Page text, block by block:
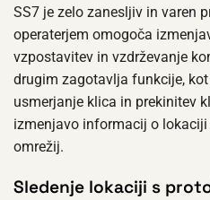
SS7 je zelo zanesljiv in varen
operaterjem omogoča
vzpostavitev in vzdrževanje
drugim zagotavlja funkcije,
usmerjanje klica in prekinitev
izmenjavo informacij o
omrežij.
Sledenje lokaciji s